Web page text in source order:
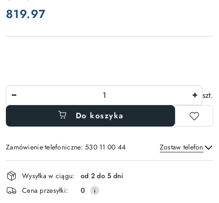
Cena:
819.97
szt.
Do koszyka
Zamówienie telefoniczne: 530 11 00 44 Zostaw telefon
Wyślij
Dostępność
i
dostawa
Wysyłka w ciągu:
od 2 do 5 dni
Cena przesyłki:
0